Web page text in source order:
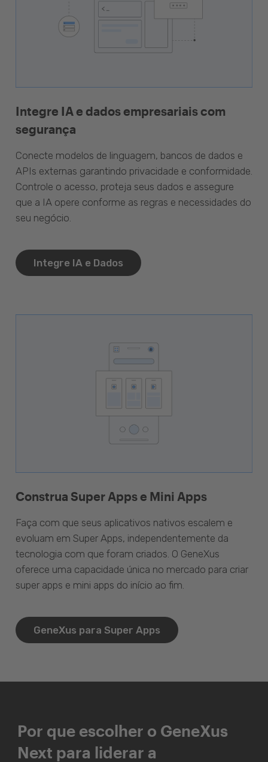
Integre IA e dados empresariais com
segurança
Conecte modelos de linguagem, bancos de dados e
APIs externas garantindo privacidade e conformidade.
Controle o acesso, proteja seus dados e assegure
que a IA opere conforme as regras e necessidades do
seu negócio.
Integre IA e Dados
Construa Super Apps e Mini Apps
Faça com que seus aplicativos nativos escalem e
evoluam em Super Apps, independentemente da
tecnologia com que foram criados. O GeneXus
oferece uma capacidade única no mercado para criar
super apps e mini apps do início ao fim.
GeneXus para Super Apps
Por que escolher o GeneXus
Next para liderar a